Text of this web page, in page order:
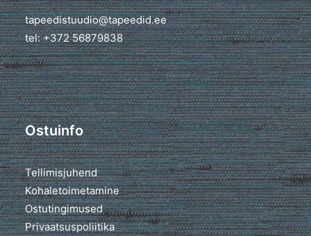
tapeedistuudio@tapeedid.ee
tel: +372 56879838
Ostuinfo
Tellimisjuhend
Kohaletoimetamine
Ostutingimused
Privaatsuspoliitika